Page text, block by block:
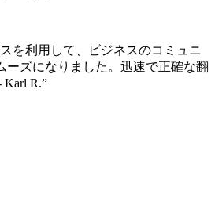
を利用して、ビジネスのコミュニ
ーズになりました。迅速で正確な翻
R.”